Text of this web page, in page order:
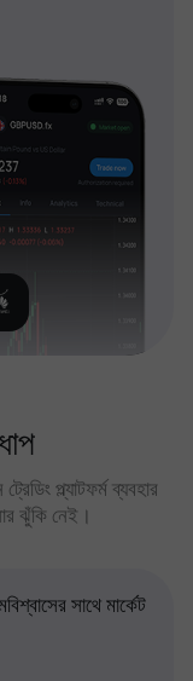
প্ল্যাটফর্ম ব্যবহার
ঝুঁকি নেই।
সাথে মার্কেট